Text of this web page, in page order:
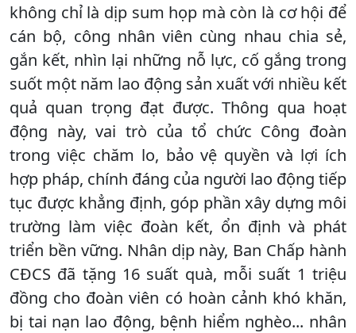
không chỉ là dịp sum họp mà còn là cơ hội để
cán bộ, công nhân viên cùng nhau chia sẻ,
gắn kết, nhìn lại những nỗ lực, cố gắng trong
suốt một năm lao động sản xuất với nhiều kết
quả quan trọng đạt được. Thông qua hoạt
động này, vai trò của tổ chức Công đoàn
trong việc chăm lo, bảo vệ quyền và lợi ích
hợp pháp, chính đáng của người lao động tiếp
tục được khẳng định, góp phần xây dựng môi
trường làm việc đoàn kết, ổn định và phát
triển bền vững. Nhân dịp này, Ban Chấp hành
CĐCS đã tặng 16 suất quà, mỗi suất 1 triệu
đồng cho đoàn viên có hoàn cảnh khó khăn,
bị tai nạn lao động, bệnh hiểm nghèo... nhân